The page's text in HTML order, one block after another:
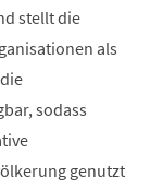
stellt die
als
sodass
genutzt